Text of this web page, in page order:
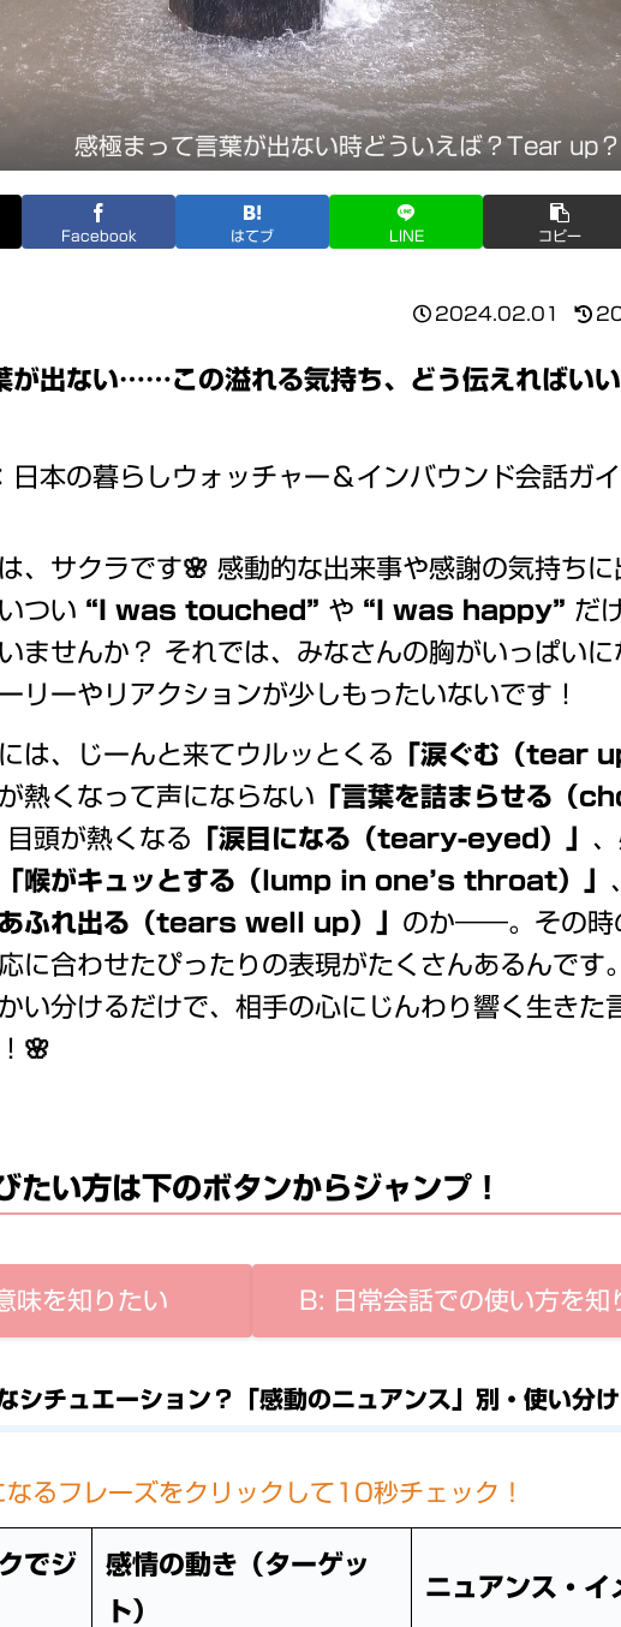
感極まって言葉が出ない時どういえば？Tear up
Facebook はてブ LINE コピー
2024.02.01
が出ない……この溢れる気持ち、どう伝えればいい
本の暮らしウォッチャー＆インバウンド会話ガ
、サクラです🌸 感動的な出来事や感謝の気持ちに
つい “I was touched” や “I was happy” だ
ませんか？ それでは、みなさんの胸がいっぱいに
リーやリアクションが少しもったいないです！
は、じーんと来てウルッとくる 「涙ぐむ（tear
熱くなって声にならない 「言葉を詰まらせる（
目頭が熱くなる 「涙目になる（teary-eyed）」
「喉がキュッとする（lump in one’s throat）」
あふれ出る（tears well up）」 のか――。その時
に合わせたぴったりの表現がたくさんあるんです
かい分けるだけで、相手の心にじんわり響く生きた
🌸
たい方は下のボタンからジャンプ！
味を知りたい B: 日常会話での使い方を知
シチュエーション？「感動のニュアンス」別・使い分
るフレーズをクリックして10秒チェック！
でジ
感情の動き（ターゲッ
ト）
ニュアンス・イ